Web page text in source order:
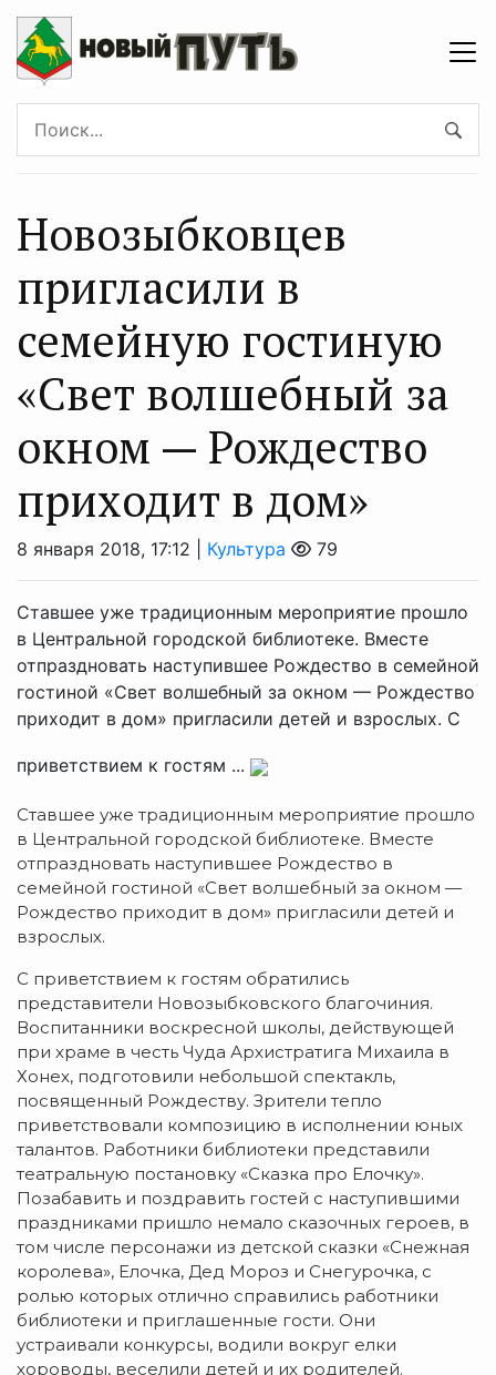
Новозыбковцев
пригласили в
семейную гостиную
«Свет волшебный за
окном — Рождество
приходит в дом»
8 января 2018, 17:12 | Культура 79
Ставшее уже традиционным мероприятие прошло
в Центральной городской библиотеке. Вместе
отпраздновать наступившее Рождество в семейной
гостиной «Свет волшебный за окном — Рождество
приходит в дом» пригласили детей и взрослых. С
приветствием к гостям ...
Ставшее уже традиционным мероприятие прошло
в Центральной городской библиотеке. Вместе
отпраздновать наступившее Рождество в
семейной гостиной «Свет волшебный за окном —
Рождество приходит в дом» пригласили детей и
взрослых.
С приветствием к гостям обратились
представители Новозыбковского благочиния.
Воспитанники воскресной школы, действующей
при храме в честь Чуда Архистратига Михаила в
Хонех, подготовили небольшой спектакль,
посвященный Рождеству. Зрители тепло
приветствовали композицию в исполнении юных
талантов. Работники библиотеки представили
театральную постановку «Сказка про Елочку».
Позабавить и поздравить гостей с наступившими
праздниками пришло немало сказочных героев, в
том числе персонажи из детской сказки «Снежная
королева», Елочка, Дед Мороз и Снегурочка, с
ролью которых отлично справились работники
библиотеки и приглашенные гости. Они
устраивали конкурсы, водили вокруг елки
хороводы, веселили детей и их родителей.